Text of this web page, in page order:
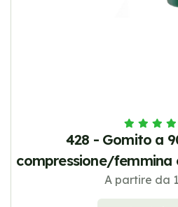
428 - Gomito a
compressione/femmina
A partire da